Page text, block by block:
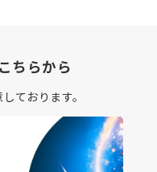
ちらから
ております。